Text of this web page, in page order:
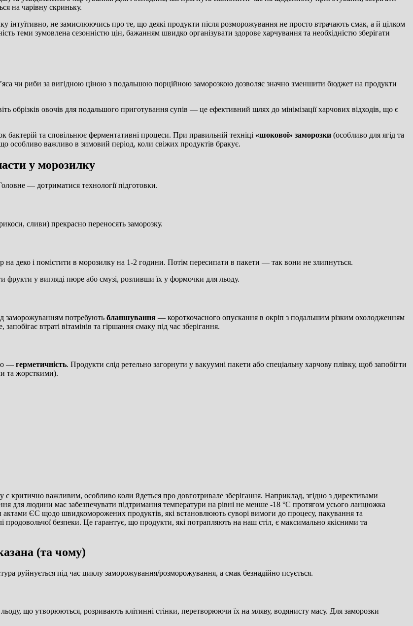
на чарівну скриньку.
інтуїтивно, не замислюючись про те, що деякі продукти після розморожування не просто втрачають смак, а й цілком
теми зумовлена сезонністю цін, бажанням швидко організувати здорове харчування та необхідністю зберігати
чи риби за вигідною ціною з подальшою порційною заморозкою дозволяє значно зменшити бюджет на продукти
обрізків овочів для подальшого приготування супів — це ефективний шлях до мінімізації харчових відходів, що є
та сповільнює ферментативні процеси. При правильній техніці «шокової» заморозки (особливо для ягід та
особливо важливо в зимовий період, коли свіжих продуктів бракує.
у морозилку
— дотриматися технології підготовки.
сливи) прекрасно переносять заморозку.
деко і помістити в морозилку на 1-2 години. Потім пересипати в пакети — так вони не злипнуться.
фрукти у вигляді пюре або смузі, розливши їх у формочки для льоду.
заморожуванням потребують бланшування — короткочасного опускання в окріп з подальшим різким охолодженням
втраті вітамінів та гіршання смаку під час зберігання.
— герметичність. Продукти слід ретельно загорнути у вакуумні пакети або спеціальну харчову плівку, щоб запобігти
та жорсткими).
критично важливим, особливо коли йдеться про довготривале зберігання. Наприклад, згідно з директивами
для людини має забезпечувати підтримання температури на рівні не менше -18 °C протягом усього ланцюжка
ЄС щодо швидкоморожених продуктів, які встановлюють суворі вимоги до процесу, пакування та
продовольчої безпеки. Це гарантує, що продукти, які потрапляють на наш стіл, є максимально якісними та
(та чому)
руйнується під час циклу заморожування/розморожування, а смак безнадійно псується.
що утворюються, розривають клітинні стінки, перетворюючи їх на мляву, водянисту масу. Для заморозки